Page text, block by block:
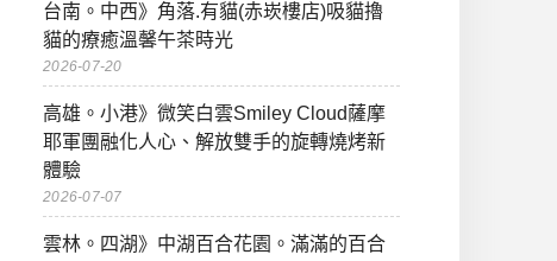
台南。中西》角落.有貓(赤崁樓店)吸貓擼
貓的療癒溫馨午茶時光
2026-07-20
高雄。小港》微笑白雲Smiley Cloud薩摩
耶軍團融化人心、解放雙手的旋轉燒烤新
體驗
2026-07-07
雲林。四湖》中湖百合花園。滿滿的百合